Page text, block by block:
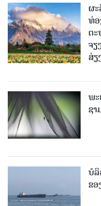
ຜ
ທ່
ຕ
ຈ
ສ່ຽ
ພະ
ຊ
ບໍ
ຂອ